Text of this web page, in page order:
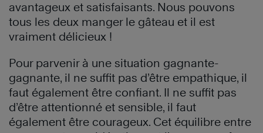
avantageux et satisfaisants. Nous pouvons
tous les deux manger le gâteau et il est
vraiment délicieux !
Pour parvenir à une situation gagnante-
gagnante, il ne suffit pas d’être empathique, il
faut également être confiant. Il ne suffit pas
d’être attentionné et sensible, il faut
également être courageux. Cet équilibre entre